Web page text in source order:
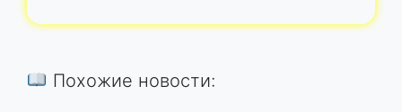
Похожие новости: